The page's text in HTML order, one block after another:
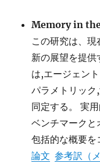
Memory in
この研究は、
新の展望を提供
は,エージェン
パラメトリック
同定する。 実
ベンチマーク
包括的な概要を
論文 参考訳（